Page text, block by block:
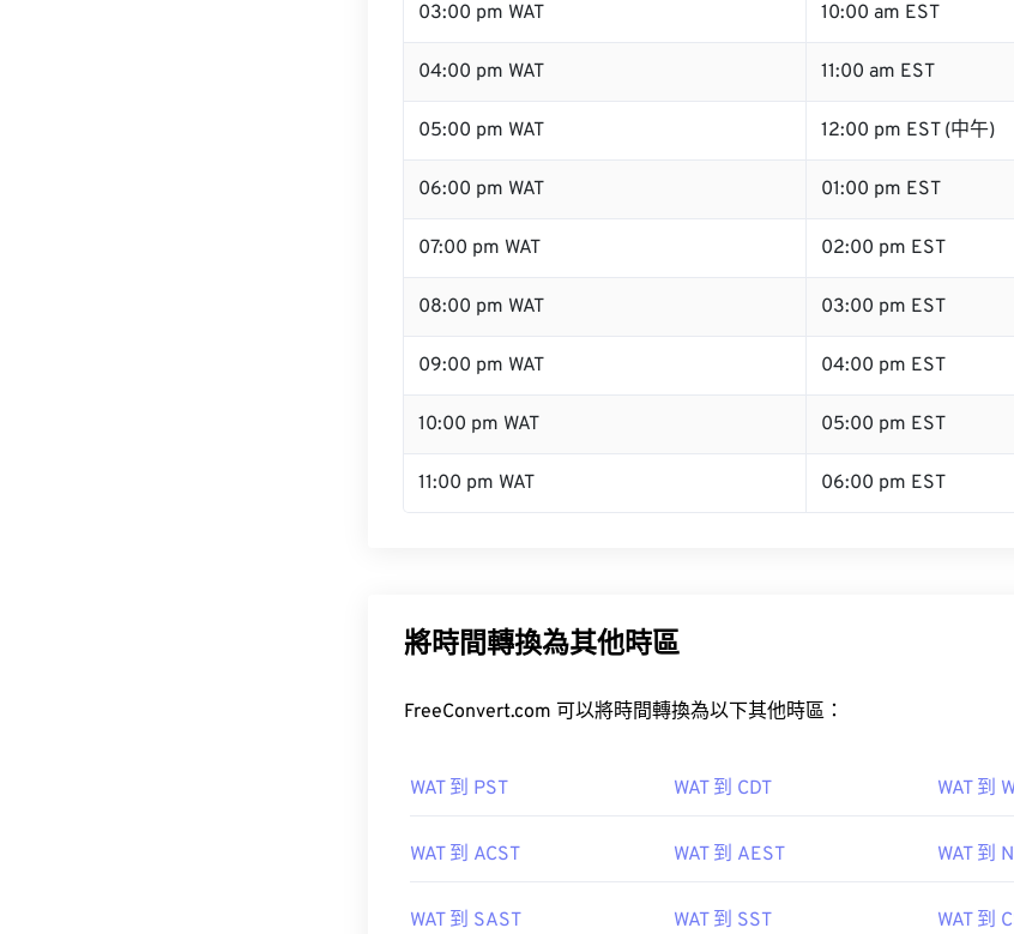
03:00 pm WAT 10:00 am EST
04:00 pm WAT 11:00 am EST
05:00 pm WAT 12:00 pm EST (中午)
06:00 pm WAT 01:00 pm EST
07:00 pm WAT 02:00 pm EST
08:00 pm WAT 03:00 pm EST
09:00 pm WAT 04:00 pm EST
10:00 pm WAT 05:00 pm EST
11:00 pm WAT 06:00 pm EST
將時間轉換為其他時區
FreeConvert.com 可以將時間轉換為以下其他時區：
WAT 到 PST WAT 到 CDT WAT 到
WAT 到 ACST WAT 到 AEST WAT 到
WAT 到 SAST WAT 到 SST WAT 到